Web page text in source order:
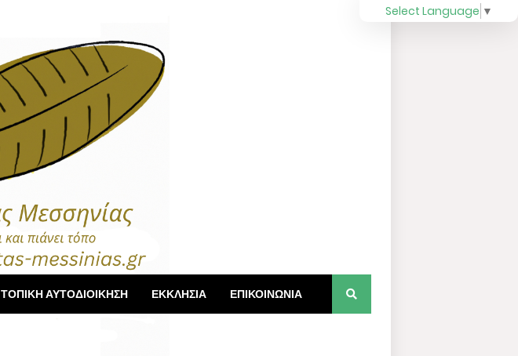
ΤΟΠΙΚΗ ΑΥΤΟΔΙΟΙΚΗΣΗ ΕΚΚΛΗΣΙΑ ΕΠΙΚΟΙΝΩΝΙΑ
Select Language ▼